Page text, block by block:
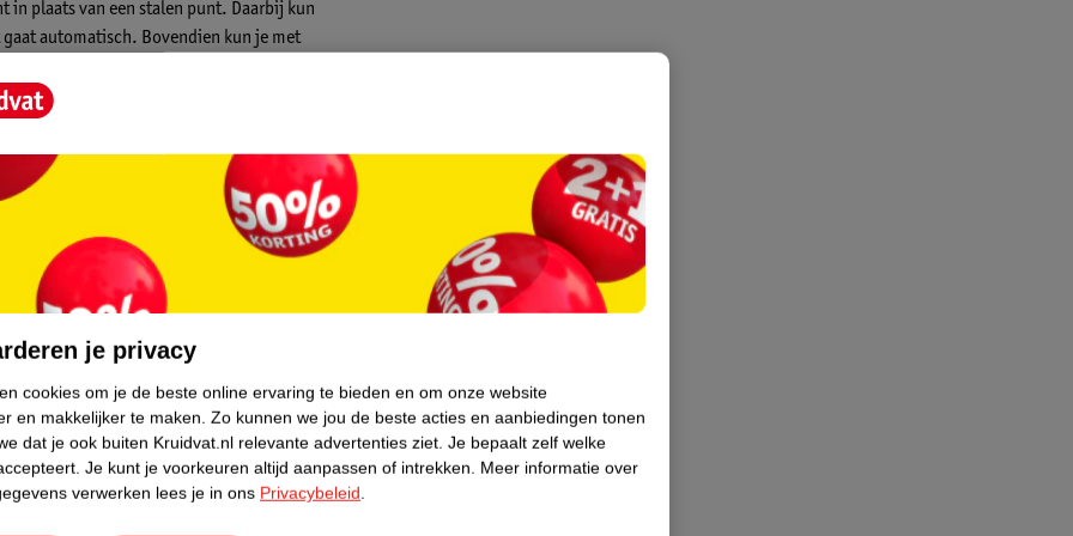
in plaats van een stalen punt. Daarbij kun
automatisch. Bovendien kun je met
spelniveaus. De economy heeft 21
Inclusief geluids- en lichteffecten en een
je privacy
cookies om je de beste online ervaring te bieden en om onze website
en makkelijker te maken. Zo kunnen we jou de beste acties en aanbiedingen tonen
dat je ook buiten Kruidvat.nl relevante advertenties ziet. Je bepaalt zelf welke
Je kunt je voorkeuren altijd aanpassen of intrekken. Meer informatie over
verwerken lees je in ons Privacybeleid.